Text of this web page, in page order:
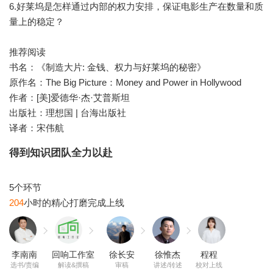
6.好莱坞是怎样通过内部的权力安排，保证电影生产在数量和质
量上的稳定？
推荐阅读
书名：《制造大片: 金钱、权力与好莱坞的秘密》
原作名：The Big Picture：Money and Power in Hollywood
作者：[美]爱德华·杰·艾普斯坦
出版社：理想国 | 台海出版社
译者：宋伟航
得到知识团队全力以赴
204
李南南
选书/责编
回响工作室
解读&撰稿
徐长安
审稿
徐惟杰
讲述/转述
程程
校对上线